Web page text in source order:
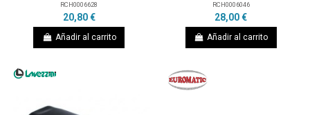
RCH0006628
20,80 €
Añadir al carrito
RCH0006046
28,00 €
Añadir al carrito